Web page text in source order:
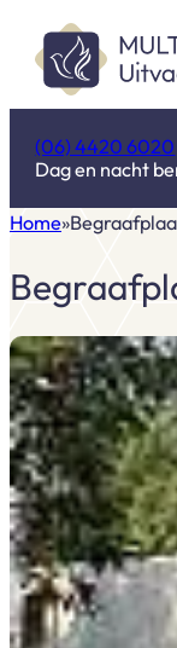
(06) 4420 6020
Dag en nacht
Home